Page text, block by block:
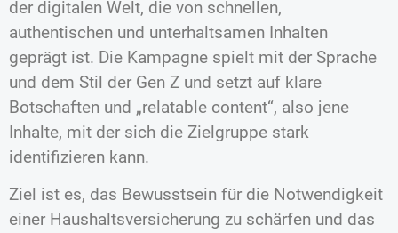
der digitalen Welt, die von schnellen,
authentischen und unterhaltsamen Inhalten
geprägt ist. Die Kampagne spielt mit der Sprache
und dem Stil der Gen Z und setzt auf klare
Botschaften und „relatable content“, also jene
Inhalte, mit der sich die Zielgruppe stark
identifizieren kann.
Ziel ist es, das Bewusstsein für die Notwendigkeit
einer Haushaltsversicherung zu schärfen und das